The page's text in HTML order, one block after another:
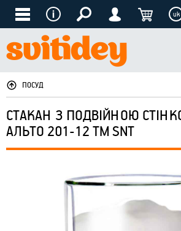
uk
ПОСУД
СТАКАН З ПОДВІЙНОЮ
АЛЬТО 201-12 ТМ SNT